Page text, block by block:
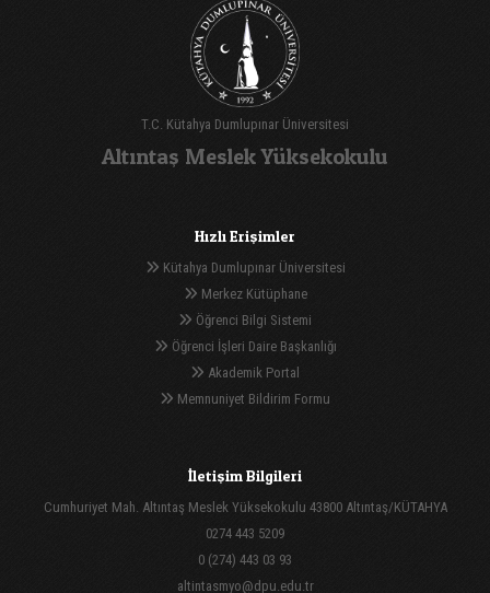
T.C. Kütahya Dumlupınar Üniversitesi
Altıntaş Meslek Yüksekokulu
Hızlı Erişimler
Kütahya Dumlupınar Üniversitesi
Merkez Kütüphane
Öğrenci Bilgi Sistemi
Öğrenci İşleri Daire Başkanlığı
Akademik Portal
Memnuniyet Bildirim Formu
İletişim Bilgileri
Cumhuriyet Mah. Altıntaş Meslek Yüksekokulu 43800 Altıntaş/KÜTAHYA
0274 443 5209
0 (274) 443 03 93
altintasmyo@dpu.edu.tr